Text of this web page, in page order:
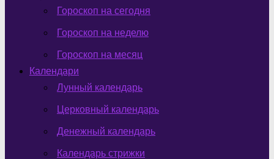
Гороскоп на сегодня
Гороскоп на неделю
Гороскоп на месяц
Календари
Лунный календарь
Церковный календарь
Денежный календарь
Календарь стрижки